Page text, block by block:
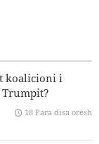
raketore të
dukshme
roli qendror i
koalicioni i
Trumpit?
18 Para disa orësh